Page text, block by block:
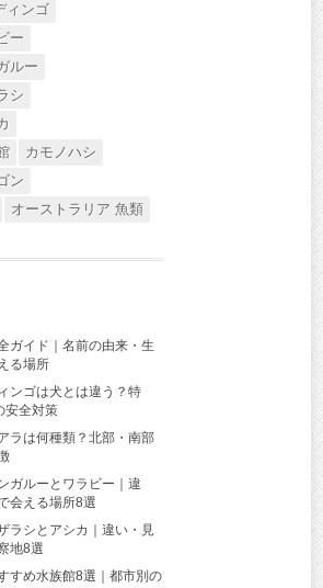
ィンゴ
ー
ルー
シ
カモノハシ
ン
オーストラリア 魚類
ガイド｜名前の由来・生
る場所
ンゴは犬とは違う？特
安全対策
ラは何種類？北部・南部
ガルーとワラビー｜違
会える場所8選
ラシとアシカ｜違い・見
地8選
すめ水族館8選｜都市別の